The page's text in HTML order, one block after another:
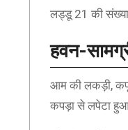
लड्डू 21 की
हवन-
आम की लकड़ी,
कपड़ा से लपेटा